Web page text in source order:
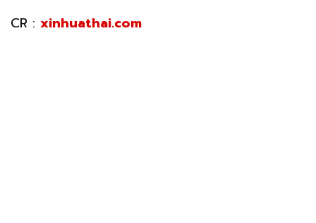
CR : xinhuathai.com